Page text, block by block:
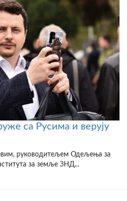
са Русима и верују
руководитељем Одељења за
за земље ЗНД...